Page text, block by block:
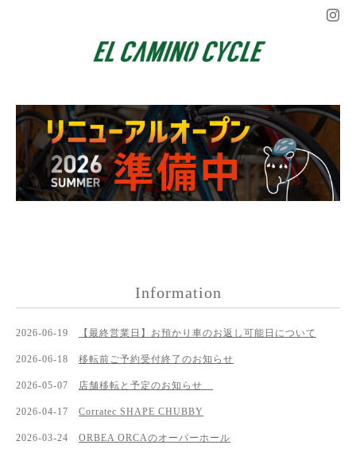
Information
2026-06-19 【最終営業日】お預かり車のお返し可能日について
2026-06-18 移転前ご予約受付終了のお知らせ
2026-05-07 店舗移転と予定のお知らせ
2026-04-17 Corratec SHAPE CHUBBY
2026-03-24 ORBEA ORCAのオーバーホール